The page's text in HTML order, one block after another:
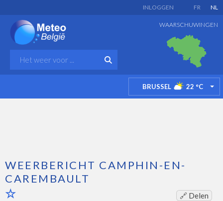
FR NL
INLOGGEN
WAARSCHUWINGEN
BRUSSEL 22 °C
WEERBERICHT CAMPHIN-EN-
CAREMBAULT
🔗 Delen